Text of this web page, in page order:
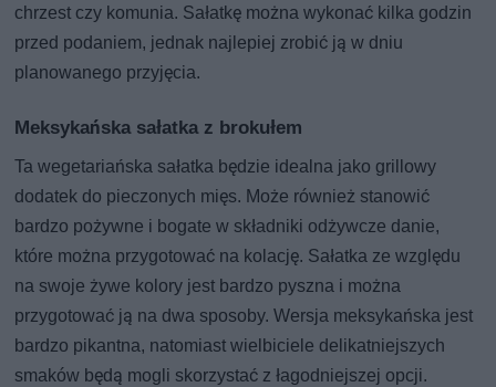
chrzest czy komunia. Sałatkę można wykonać kilka godzin
przed podaniem, jednak najlepiej zrobić ją w dniu
planowanego przyjęcia.
Meksykańska sałatka z brokułem
Ta wegetariańska sałatka będzie idealna jako grillowy
dodatek do pieczonych mięs. Może również stanowić
bardzo pożywne i bogate w składniki odżywcze danie,
które można przygotować na kolację. Sałatka ze względu
na swoje żywe kolory jest bardzo pyszna i można
przygotować ją na dwa sposoby. Wersja meksykańska jest
bardzo pikantna, natomiast wielbiciele delikatniejszych
smaków będą mogli skorzystać z łagodniejszej opcji.